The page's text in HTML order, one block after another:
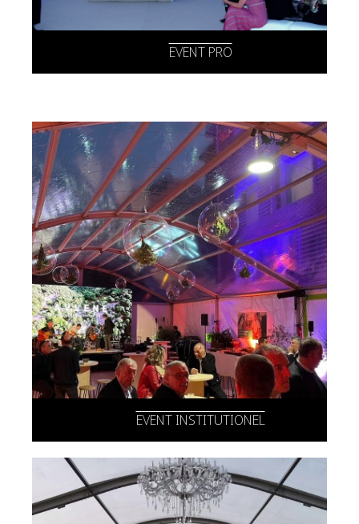
EVENT PRO
EVENT INSTITUTIONEL